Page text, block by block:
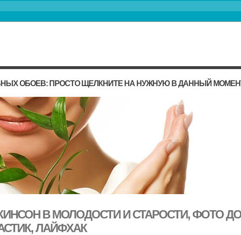
ОБОЕВ: ПРОСТО ЩЕЛКНИТЕ НА НУЖНУЮ В ДАННЫЙ
В МОЛОДОСТИ И СТАРОСТИ, ФОТО ДО
ЛАЙФХАК